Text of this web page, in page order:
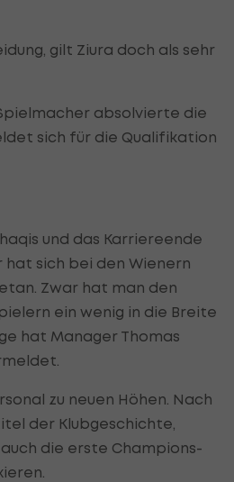
gilt Ziura doch als sehr
absolvierte die
sich für die Qualifikation
und das Karriereende
sich bei den Wienern
Zwar hat man den
ein wenig in die Breite
hat Manager Thomas
zu neuen Höhen. Nach
der Klubgeschichte,
die erste Champions-